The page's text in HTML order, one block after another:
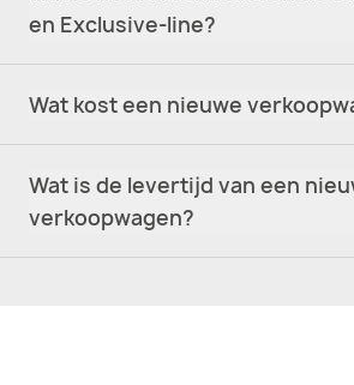
en Exclusive-line?
Wat kost een nieuwe
Wat is de levertijd van een
verkoopwagen?